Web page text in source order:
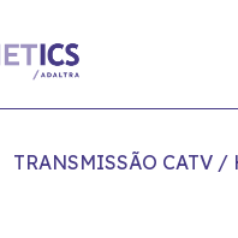
TRANSMISSÃO CATV /